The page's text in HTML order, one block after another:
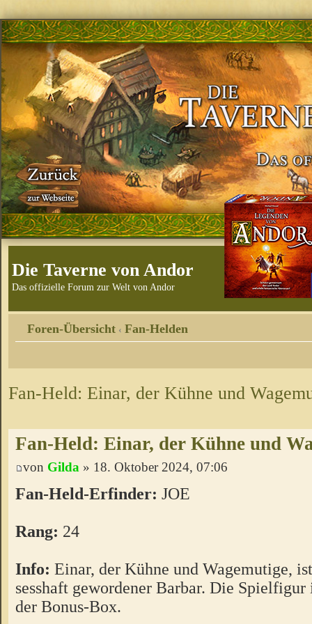
Die Taverne von Andor
Das offizielle Forum zur Welt von Andor
Foren-Übersicht ‹ Fan-Helden
Fan-Held: Einar, der Kühne und
Fan-Held: Einar, der Kühne und
von Gilda » 18. Oktober 2024, 07:06
Fan-Held-Erfinder: JOE
Rang: 24
Info: Einar, der Kühne und Wagemutige,
sesshaft gewordener Barbar. Die Spielfigur
der Bonus-Box.